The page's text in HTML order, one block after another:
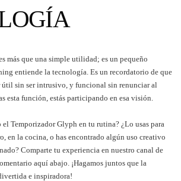
más que una simple utilidad; es un pequeño
entiende la tecnología. Es un recordatorio de que
sin ser intrusivo, y funcional sin renunciar al
esta función, estás participando en esa visión.
el Temporizador Glyph en tu rutina? ¿Lo usas para
en la cocina, o has encontrado algún uso creativo
Comparte tu experiencia en nuestro canal de
aquí abajo. ¡Hagamos juntos que la
e inspiradora!